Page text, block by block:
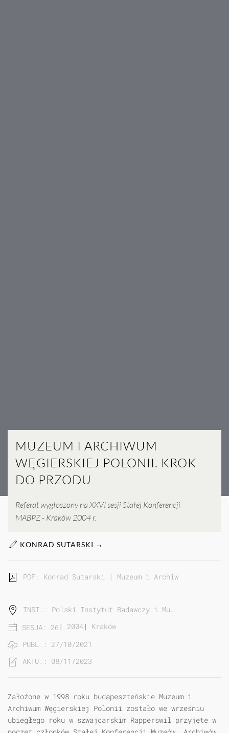
MUZEUM I ARCHIWUM
WĘGIERSKIEJ POLONII. KROK
DO PRZODU
Referat wygłoszony na XXVI sesji Stałej Konferencji
MABPZ - Kraków 2004 r.
Założone w 1998 roku budapeszteńskie Muzeum i
Archiwum Węgierskiej Polonii zostało we wrześniu
ubiegłego roku w szwajcarskim Rapperswil przyjęte w
KONRAD SUTARSKI →
PDF: Konrad Sutarski | Muzeum i Archiwum
INST.: Polski Instytut Badawczy i Mu…
SESJA: 26 | 2004| Kraków
PUBL.: 27/10/2021
AKTU.: 08/11/2023